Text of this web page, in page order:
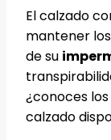
El calzado
mantener los
de su
¿conoces
calzado